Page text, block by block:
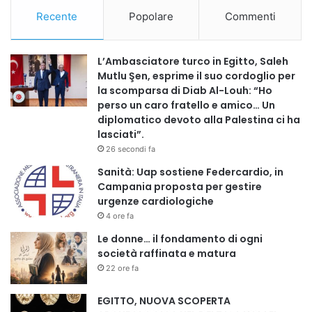
Attraverso AISC_NEWS, rete di comunicazione
internazionale fondata e diretta da Aodi, sono state
realizzate interviste all’Ambasciatrice del Burkina Faso e
alle principali figure istituzionali presenti, con una
copertura informativa multilingue.
LE DICHIARAZIONI DEL PROF. FOAD AODI
«La partecipazione a questo evento – ha dichiarato il Prof.
Foad Aodi – rappresenta un esempio concreto di
come informazione, formazione e cooperazione
sanitaria debbano procedere insieme. Attraverso
intervistando l’Ambasciatrice e tutti gli esponenti presenti,
trasmettendo i contenuti in più lingue».
«AISC_NEWS – ha proseguito – si conferma una realtà
dell’informazione internazionale con una forte vocazione
Recente Popolare Commenti
L’Ambasciatore turco in Egitto, Saleh
Mutlu Şen, esprime il suo cordoglio per
la scomparsa di Diab Al-Louh: “Ho
perso un caro fratello e amico… Un
diplomatico devoto alla Palestina ci ha
lasciati”.
26 secondi fa
Sanità: Uap sostiene Federcardio, in
Campania proposta per gestire
urgenze cardiologiche
4 ore fa
Le donne… il fondamento di ogni
società raffinata e matura
22 ore fa
EGITTO, NUOVA SCOPERTA